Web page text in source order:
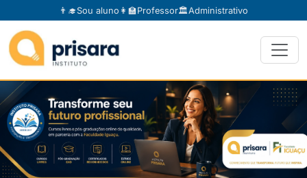
👨‍🎓Sou aluno 👩‍🏫Professor🏛️Administrativo